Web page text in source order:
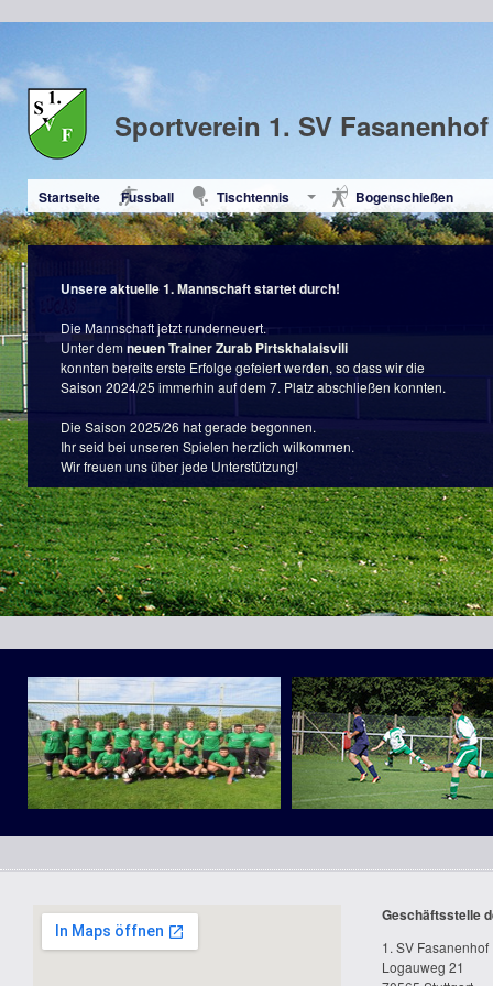
Sportverein 1. SV Fasanenhof
Startseite Fussball Tischtennis Bogenschießen
Unsere aktuelle 1. Mannschaft startet durch!
Die Mannschaft jetzt runderneuert.
Unter demneuen Trainer Zurab Pirtskhalaisvili
konnten bereits erste Erfolge gefeiert werden, so dass wir die
Saison 2024/25 immerhin auf dem 7. Platz abschließen konnten.
Die Saison 2025/26 hat gerade begonnen.
Ihr seid bei unseren Spielen herzlich wilkommen.
Wir freuen uns über jede Unterstützung!
Geschäftsstelle
1. SV Fasanenhof
Logauweg 21